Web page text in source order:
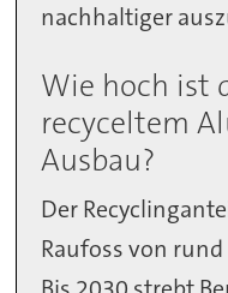
nachhaltiger
Wie hoch ist
recyceltem
Ausbau?
Der
Raufoss von